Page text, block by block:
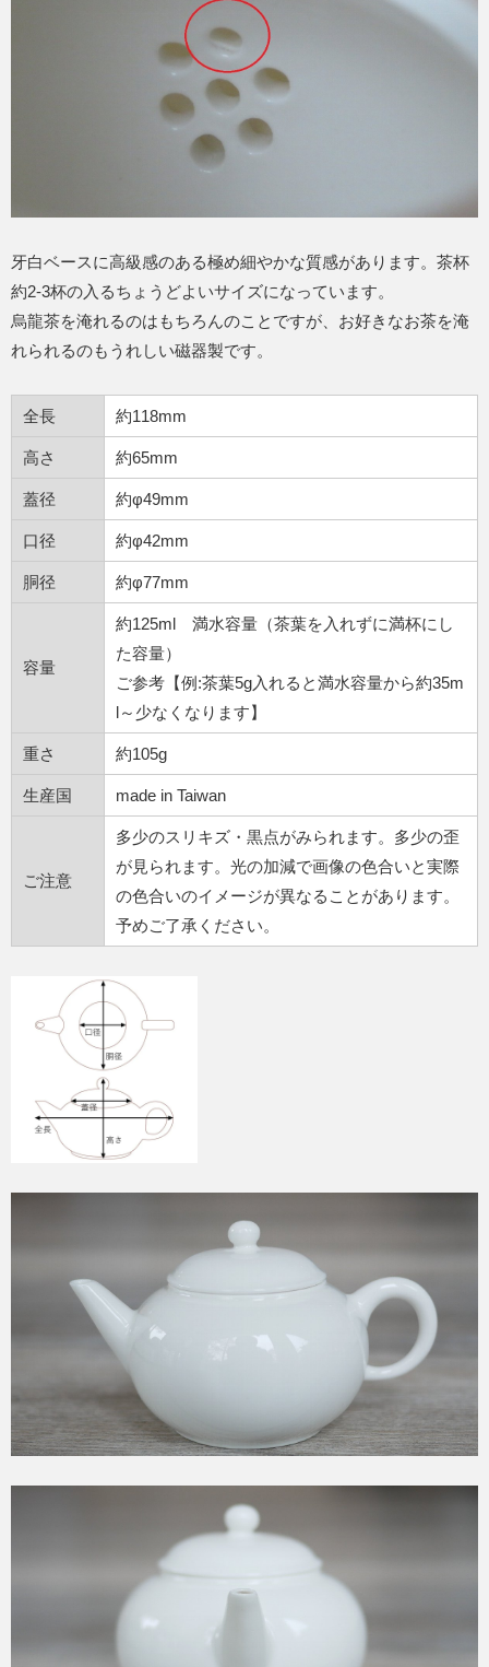
牙白ベースに高級感のある極め細やかな質感があります。茶杯
約2-3杯の入るちょうどよいサイズになっています。
烏龍茶を淹れるのはもちろんのことですが、お好きなお茶を淹
れられるのもうれしい磁器製です。
全長 約118mm
高さ 約65mm
蓋径 約φ49mm
口径 約φ42mm
胴径 約φ77mm
容量
約125ml 満水容量（茶葉を入れずに満杯にし
た容量）
ご参考【例:茶葉5g入れると満水容量から約35m
l～少なくなります】
重さ 約105g
生産国 made in Taiwan
ご注意
多少のスリキズ・黒点がみられます。多少の歪
が見られます。光の加減で画像の色合いと実際
の色合いのイメージが異なることがあります。
予めご了承ください。